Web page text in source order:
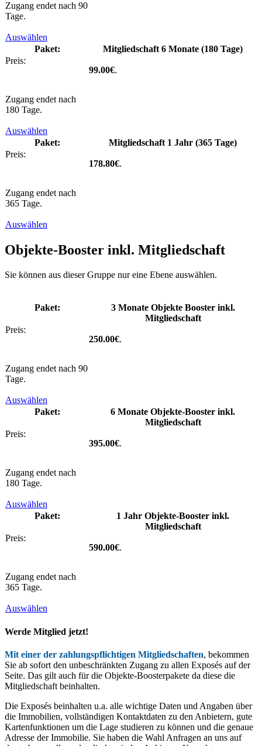
Zugang endet nach 90
Tage.
Auswählen
Mitgliedschaft 6 Monate (180 Tage)
99.00€.
Zugang endet nach
180 Tage.
Auswählen
Mitgliedschaft 1 Jahr (365 Tage)
178.80€.
Zugang endet nach
365 Tage.
Auswählen
Objekte-Booster inkl. Mitgliedschaft
Sie können aus dieser Gruppe nur eine Ebene auswählen.
3 Monate Objekte Booster inkl.
Mitgliedschaft
250.00€.
Zugang endet nach 90
Tage.
Auswählen
6 Monate Objekte-Booster inkl.
Mitgliedschaft
395.00€.
Zugang endet nach
180 Tage.
Auswählen
1 Jahr Objekte-Booster inkl.
Mitgliedschaft
590.00€.
Zugang endet nach
365 Tage.
Auswählen
Werde Mitglied jetzt!
Mit einer der zahlungspflichtigen Mitgliedschaften, bekommen
Sie ab sofort den unbeschränkten Zugang zu allen Exposés auf der
Seite. Das gilt auch für die Objekte-Boosterpakete da diese die
Mitgliedschaft beinhalten.
Die Exposés beinhalten u.a. alle wichtige Daten und Angaben über
die Immobilien, vollständigen Kontaktdaten zu den Anbietern, gute
Kartenfunktionen um die Lage studieren zu können und die genaue
Adresse der Immobilie. Sie haben die Wahl Anfragen an uns auf